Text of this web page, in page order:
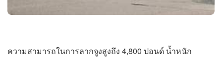
ความสามารถในการลากจูงสูงถึง 4,800 ปอนด์ น้ำหนัก